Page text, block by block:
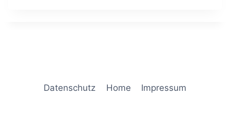
Datenschutz Home Impressum